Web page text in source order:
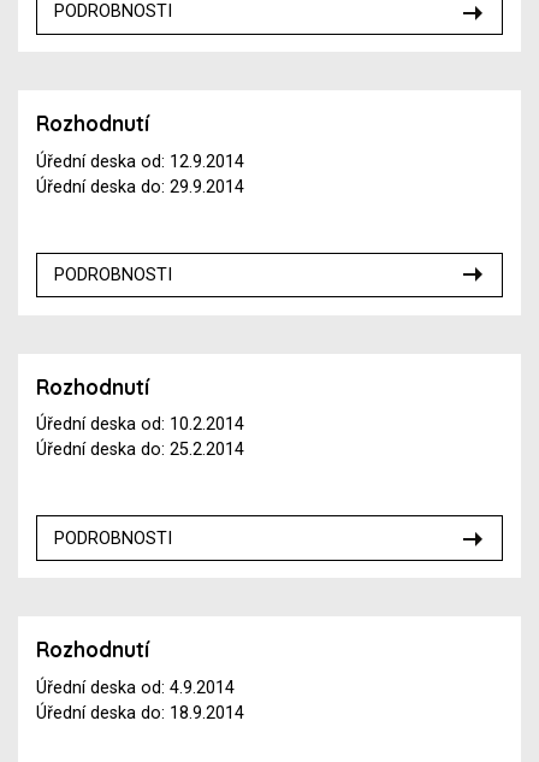
PODROBNOSTI
Rozhodnutí
Úřední deska od: 12.9.2014
Úřední deska do: 29.9.2014
PODROBNOSTI
Rozhodnutí
Úřední deska od: 10.2.2014
Úřední deska do: 25.2.2014
PODROBNOSTI
Rozhodnutí
Úřední deska od: 4.9.2014
Úřední deska do: 18.9.2014